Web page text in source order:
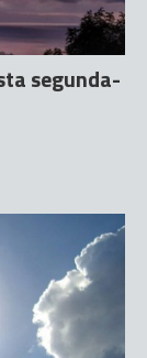
segunda-